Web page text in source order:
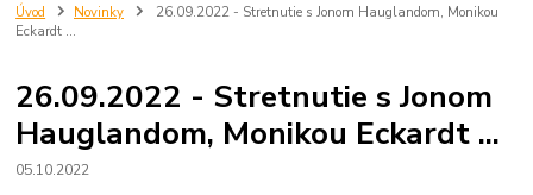
Úvod Novinky
26.09.2022 - Stretnutie s Jonom Hauglandom, Monikou
Eckardt ...
26.09.2022 - Stretnutie s Jonom
Hauglandom, Monikou Eckardt ...
05.10.2022